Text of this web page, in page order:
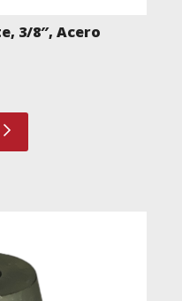
3/8″, Acero